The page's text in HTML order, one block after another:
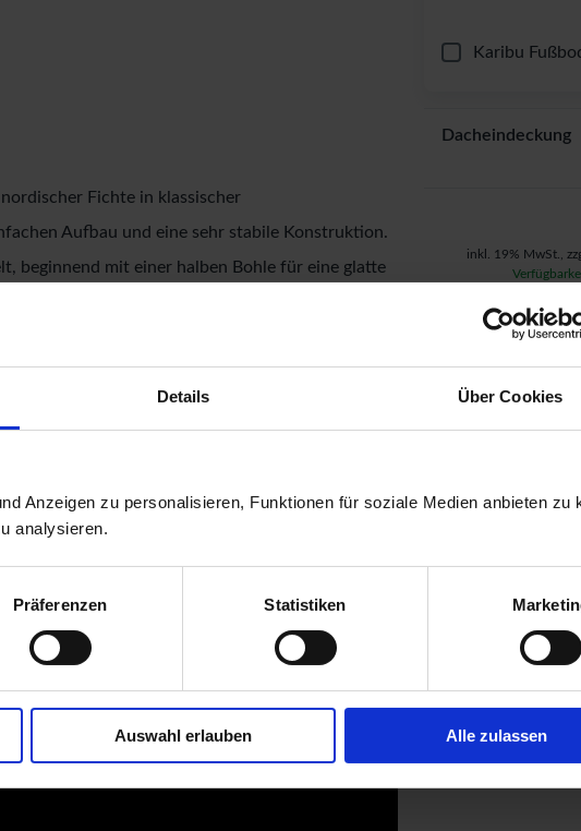
Details Über Cookies
Anzeigen zu personalisieren, Funktionen für soziale Medien anbieten zu
analysieren.
Präferenzen Statistiken
Auswahl erlauben Alle zulassen
Fichte in klassischer
Aufbau und eine sehr stabile Konstruktion.
beginnend mit einer halben Bohle für eine glatte
6-Plus-Eckverbindung garantiert eine
sind die Wände extrem stabil. Die in den
der Blockbohlen sind werkseitig vorgefertigt und
Der vordere Dachüberstand von 270 cm
beträgt 11,5 qm bei einem umbauten
von 217 cm bietet das Gerätehaus
von 372 cm x 282 cm. Bei den
Blockbohlenköpfe. Bodenbalken sorgen für
die Kesseldruckimprägnierung der
Pilzen bereits geschützt.
Karibu
Dacheindeckung
inkl. 19% MwSt.,